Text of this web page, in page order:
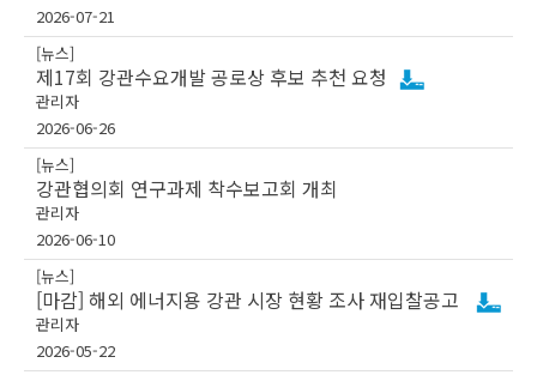
2026-07-21
[뉴스]
제17회 강관수요개발 공로상 후보 추천 요청
관리자
2026-06-26
[뉴스]
강관협의회 연구과제 착수보고회 개최
관리자
2026-06-10
[뉴스]
[마감] 해외 에너지용 강관 시장 현황 조사 재입찰공고
관리자
2026-05-22